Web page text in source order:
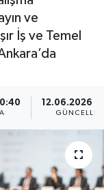
ve
İş ve Temel
12.06.2026 -